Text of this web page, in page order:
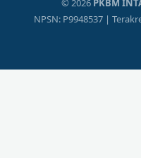
© 2026 PKBM
NPSN: P9948537 |